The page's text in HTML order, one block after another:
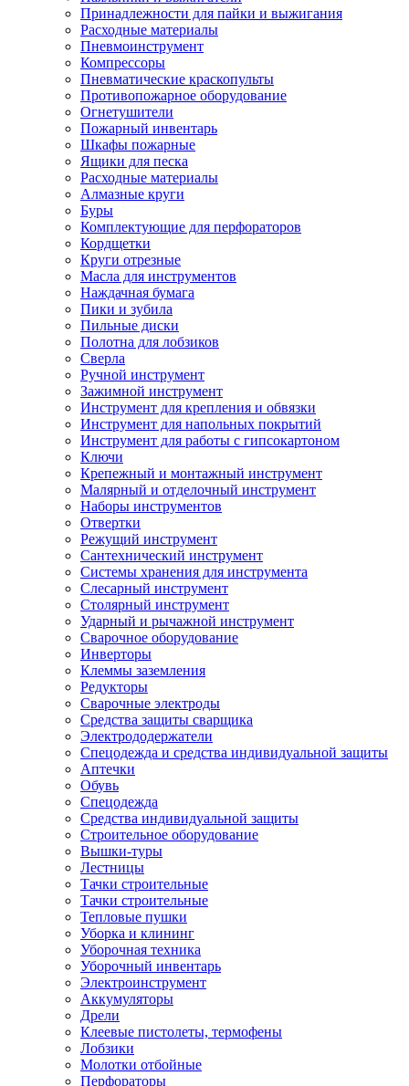
Принадлежности для пайки и выжигания
Расходные материалы
Пневмоинструмент
Компрессоры
Пневматические краскопульты
Противопожарное оборудование
Огнетушители
Пожарный инвентарь
Шкафы пожарные
Ящики для песка
Расходные материалы
Алмазные круги
Буры
Комплектующие для перфораторов
Кордщетки
Круги отрезные
Масла для инструментов
Наждачная бумага
Пики и зубила
Пильные диски
Полотна для лобзиков
Сверла
Ручной инструмент
Зажимной инструмент
Инструмент для крепления и обвязки
Инструмент для напольных покрытий
Инструмент для работы с гипсокартоном
Ключи
Крепежный и монтажный инструмент
Малярный и отделочный инструмент
Наборы инструментов
Отвертки
Режущий инструмент
Сантехнический инструмент
Системы хранения для инструмента
Слесарный инструмент
Столярный инструмент
Ударный и рычажной инструмент
Сварочное оборудование
Инверторы
Клеммы заземления
Редукторы
Сварочные электроды
Средства защиты сварщика
Электрододержатели
Спецодежда и средства индивидуальной защиты
Аптечки
Обувь
Спецодежда
Средства индивидуальной защиты
Строительное оборудование
Вышки-туры
Лестницы
Тачки строительные
Тачки строительные
Тепловые пушки
Уборка и клининг
Уборочная техника
Уборочный инвентарь
Электроинструмент
Аккумуляторы
Дрели
Клеевые пистолеты, термофены
Лобзики
Молотки отбойные
Перфораторы